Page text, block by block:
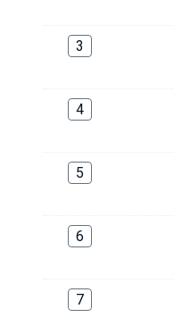
3
4
5
6
7